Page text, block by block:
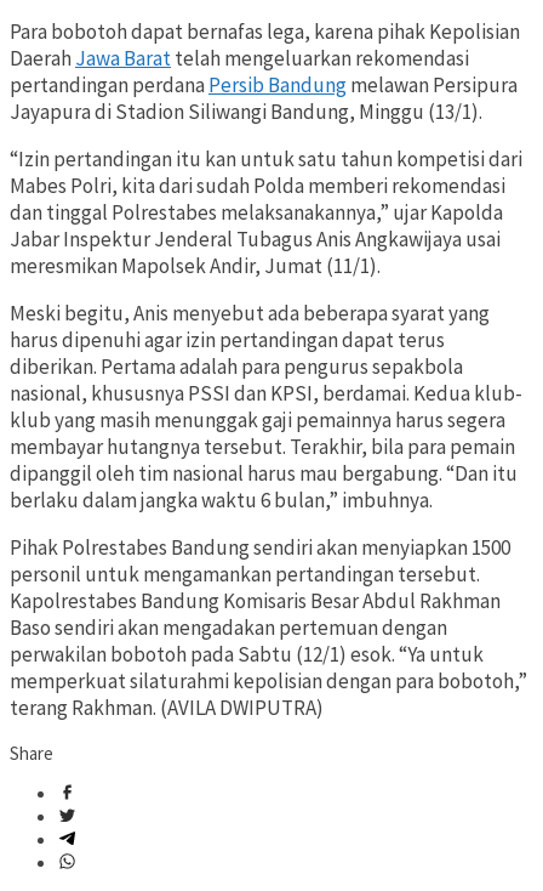
Para bobotoh dapat bernafas lega, karena pihak Kepolisian
DaerahJawa Barattelah mengeluarkan rekomendasi
pertandingan perdanaPersib Bandungmelawan Persipura
Jayapura di Stadion Siliwangi Bandung, Minggu (13/1).
“Izin pertandingan itu kan untuk satu tahun kompetisi dari
Mabes Polri, kita dari sudah Polda memberi rekomendasi
dan tinggal Polrestabes melaksanakannya,” ujar Kapolda
Jabar Inspektur Jenderal Tubagus Anis Angkawijaya usai
meresmikan Mapolsek Andir, Jumat (11/1).
Meski begitu, Anis menyebut ada beberapa syarat yang
harus dipenuhi agar izin pertandingan dapat terus
diberikan. Pertama adalah para pengurus sepakbola
nasional, khususnya PSSI dan KPSI, berdamai. Kedua klub-
klub yang masih menunggak gaji pemainnya harus segera
membayar hutangnya tersebut. Terakhir, bila para pemain
dipanggil oleh tim nasional harus mau bergabung. “Dan itu
berlaku dalam jangka waktu 6 bulan,” imbuhnya.
Pihak Polrestabes Bandung sendiri akan menyiapkan 1500
personil untuk mengamankan pertandingan tersebut.
Kapolrestabes Bandung Komisaris Besar Abdul Rakhman
Baso sendiri akan mengadakan pertemuan dengan
perwakilan bobotoh pada Sabtu (12/1) esok. “Ya untuk
memperkuat silaturahmi kepolisian dengan para bobotoh,”
terang Rakhman. (AVILA DWIPUTRA)
Share